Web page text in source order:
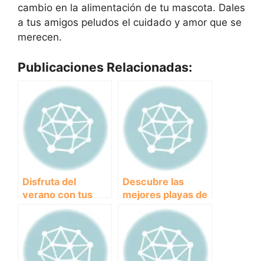
cambio en la alimentación de tu mascota. Dales
a tus amigos peludos el cuidado y amor que se
merecen.
Publicaciones Relacionadas:
Disfruta del
verano con tus
amigos peludos:
Las mejores
playas para perros
en Málaga
Descubre las
mejores playas de
perros cercanas a
ti para disfrutar
con tu fiel
compañero